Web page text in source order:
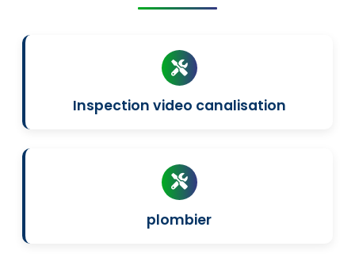
Inspection video canalisation
plombier